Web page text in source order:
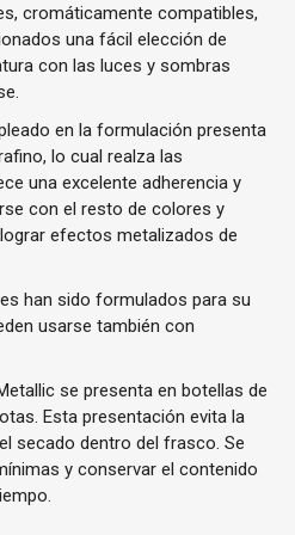
cromáticamente compatibles,
una fácil elección de
con las luces y sombras
en la formulación presenta
lo cual realza las
una excelente adherencia y
con el resto de colores y
efectos metalizados de
han sido formulados para su
usarse también con
se presenta en botellas de
Esta presentación evita la
secado dentro del frasco. Se
y conservar el contenido